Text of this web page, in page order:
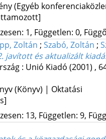
(Egyéb
1, Független: 0,
Zoltán ; Szabó, Zoltán ;
javított és aktualizált
: Unió Kiadó (2001) ,
(Könyv) | Oktatási
13, Független: 9,